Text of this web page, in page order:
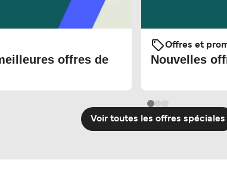
offres de
Offres et
Nouvelles
Voir toutes les offres spéciales